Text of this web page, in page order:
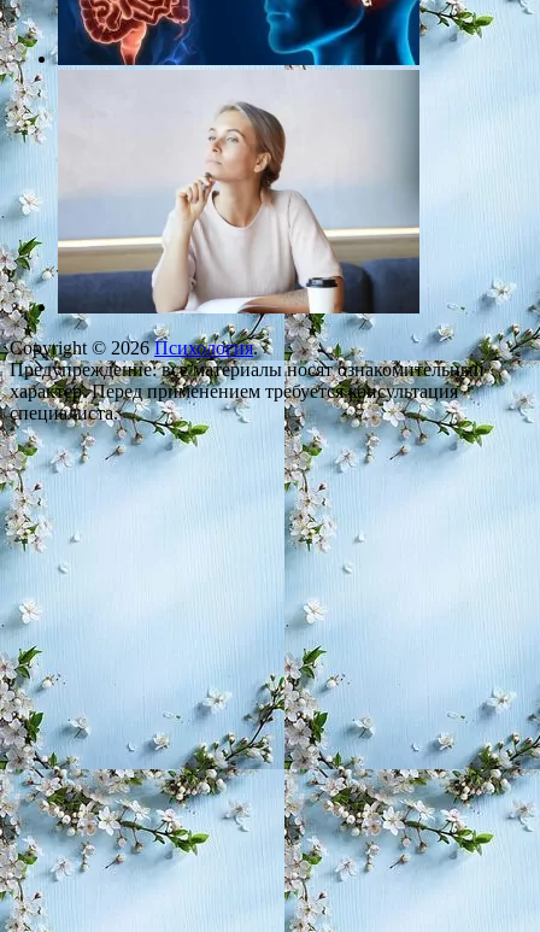
Copyright © 2026Психология.
Предупреждение: все материалы носят ознакомительный
характер. Перед применением требуется консультация
специалиста.